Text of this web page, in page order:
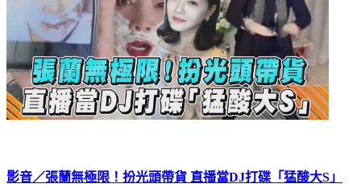
影音／張蘭無極限！扮光頭帶貨 直播當DJ打碟「猛酸大S」